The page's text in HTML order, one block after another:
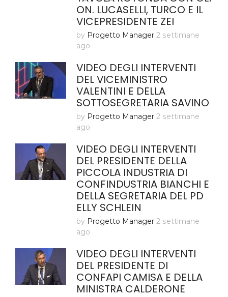
ON. LUCASELLI, TURCO E IL
VICEPRESIDENTE ZEI
by Progetto Manager 2 settimane
ago
VIDEO DEGLI INTERVENTI
DEL VICEMINISTRO
VALENTINI E DELLA
SOTTOSEGRETARIA SAVINO
by Progetto Manager 2 settimane
ago
VIDEO DEGLI INTERVENTI
DEL PRESIDENTE DELLA
PICCOLA INDUSTRIA DI
CONFINDUSTRIA BIANCHI E
DELLA SEGRETARIA DEL PD
ELLY SCHLEIN
by Progetto Manager 2 settimane
ago
VIDEO DEGLI INTERVENTI
DEL PRESIDENTE DI
CONFAPI CAMISA E DELLA
MINISTRA CALDERONE